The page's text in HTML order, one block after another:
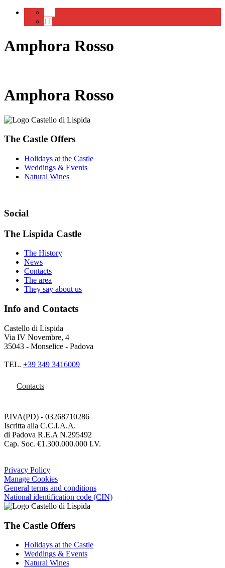
IT
Amphora Rosso
Amphora Rosso
The Castle Offers
Holidays at the Castle
Weddings & Events
Natural Wines
Social
The Lispida Castle
The History
News
Contacts
The area
They say about us
Info and Contacts
Castello di Lispida
Via IV Novembre, 4
35043 - Monselice - Padova
TEL. +39 349 3416009
Contacts
P.IVA(PD) - 03268710286
Iscritta alla C.C.I.A.A.
di Padova R.E.A N.295492
Cap. Soc. €1.300.000.000 I.V.
Privacy Policy
Manage Cookies
General terms and conditions
National identification code (CIN)
The Castle Offers
Holidays at the Castle
Weddings & Events
Natural Wines